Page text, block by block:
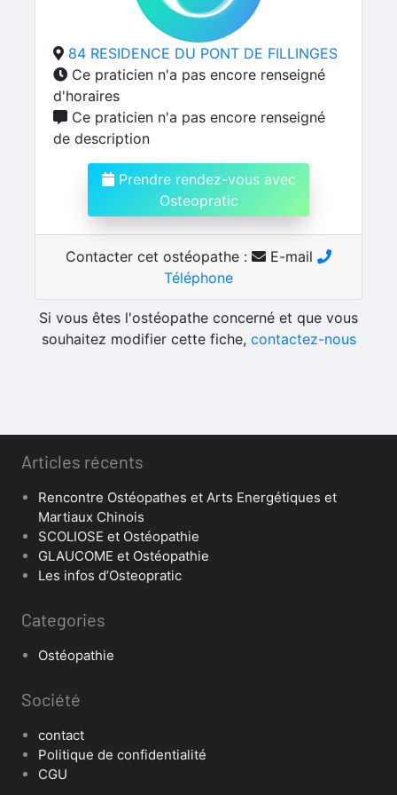
84 RESIDENCE DU PONT DE FILLINGES
Ce praticien n'a pas encore renseigné
d'horaires
Ce praticien n'a pas encore renseigné
de description
Prendre rendez-vous avec
Osteopratic
Contacter cet ostéopathe :
E-mail
Téléphone
Si vous êtes l'ostéopathe concerné et que vous
souhaitez modifier cette fiche, contactez-nous
Articles récents
Rencontre Ostéopathes et Arts Energétiques et
Martiaux Chinois
SCOLIOSE et Ostéopathie
GLAUCOME et Ostéopathie
Les infos d’Osteopratic
Categories
Ostéopathie
Société
contact
Politique de confidentialité
CGU